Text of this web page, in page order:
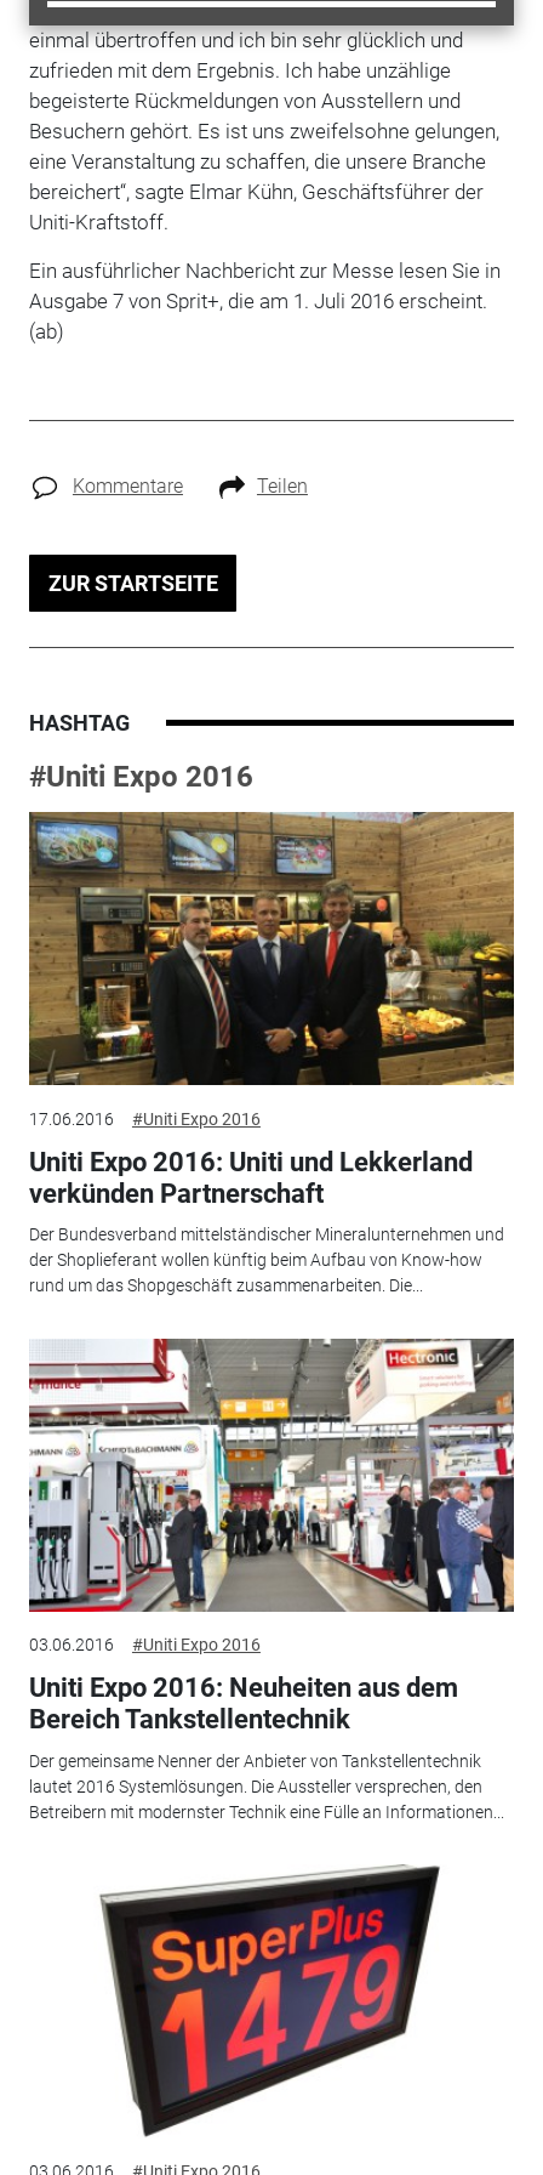
Die Realität hat unsere Erwartungen allerdings noch
einmal übertroffen und ich bin sehr glücklich und
zufrieden mit dem Ergebnis. Ich habe unzählige
begeisterte Rückmeldungen von Ausstellern und
Besuchern gehört. Es ist uns zweifelsohne gelungen,
eine Veranstaltung zu schaffen, die unsere Branche
bereichert“, sagte Elmar Kühn, Geschäftsführer der
Uniti-Kraftstoff.
Ein ausführlicher Nachbericht zur Messe lesen Sie in
Ausgabe 7 von Sprit+, die am 1. Juli 2016 erscheint.
(ab)
Kommentare Teilen
ZUR STARTSEITE
HASHTAG
#Uniti Expo 2016
17.06.2016 #Uniti Expo 2016
Uniti Expo 2016: Uniti und Lekkerland
verkünden Partnerschaft
Der Bundesverband mittelständischer Mineralunternehmen und
der Shoplieferant wollen künftig beim Aufbau von Know-how
rund um das Shopgeschäft zusammenarbeiten. Die...
03.06.2016 #Uniti Expo 2016
Uniti Expo 2016: Neuheiten aus dem
Bereich Tankstellentechnik
Der gemeinsame Nenner der Anbieter von Tankstellentechnik
lautet 2016 Systemlösungen. Die Aussteller versprechen, den
Betreibern mit modernster Technik eine Fülle an Informationen...